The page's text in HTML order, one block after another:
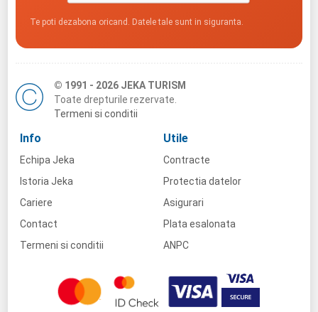
Te poti dezabona oricand. Datele tale sunt in siguranta.
© 1991 - 2026 JEKA TURISM
Toate drepturile rezervate.
Termeni si conditii
Info
Echipa Jeka
Istoria Jeka
Cariere
Contact
Termeni si conditii
Utile
Contracte
Protectia datelor
Asigurari
Plata esalonata
ANPC